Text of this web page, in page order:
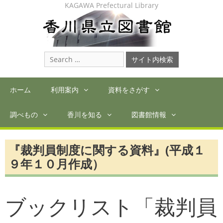
KAGAWA Prefectural Library
Search
for:
ホーム 利用案内 資料をさがす
調べもの 香川を知る 図書館情報
『裁判員制度に関する資料』(平成１
９年１０月作成）
ブックリスト「裁判員